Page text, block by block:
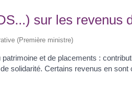
sur les revenus
(Première ministre)
et de placements :
solidarité. Certains revenus en